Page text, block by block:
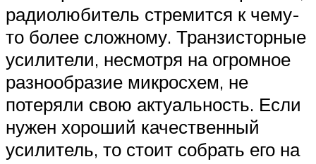
радиолюбитель стремится к чему-
то более сложному. Транзисторные
усилители, несмотря на огромное
разнообразие микросхем, не
потеряли свою актуальность. Если
нужен хороший качественный
усилитель, то стоит собрать его на